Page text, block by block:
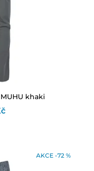
MUHU khaki
AKCE -72 %